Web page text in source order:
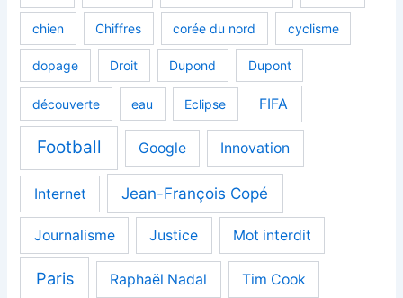
chien Chiffres corée du nord cyclisme
dopage Droit Dupond Dupont
découverte eau Eclipse FIFA
Football Google Innovation
Internet Jean-François Copé
Journalisme Justice Mot interdit
Paris Raphaël Nadal Tim Cook